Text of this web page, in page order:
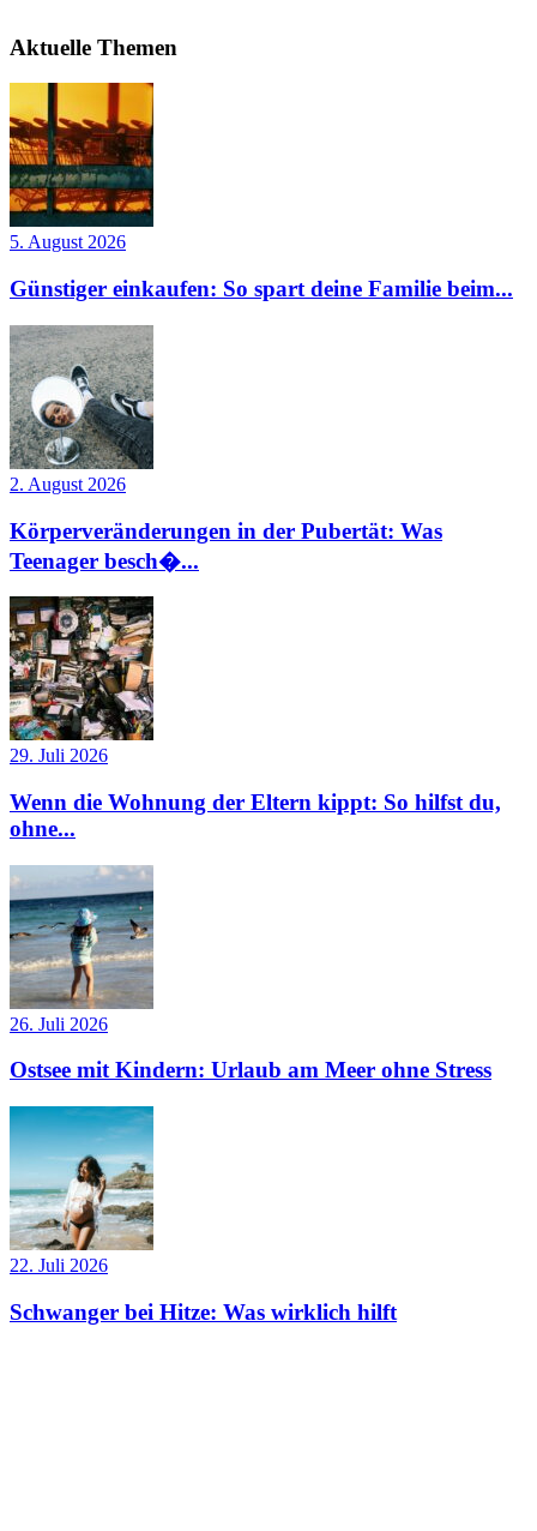
Aktuelle Themen
5. August 2026
Günstiger einkaufen: So spart deine Familie beim...
2. August 2026
Körperveränderungen in der Pubertät: Was
Teenager besch�...
29. Juli 2026
Wenn die Wohnung der Eltern kippt: So hilfst du,
ohne...
26. Juli 2026
Ostsee mit Kindern: Urlaub am Meer ohne Stress
22. Juli 2026
Schwanger bei Hitze: Was wirklich hilft